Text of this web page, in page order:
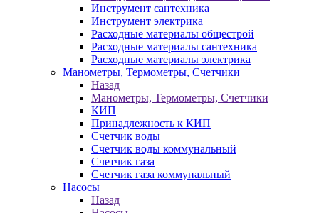
Инструмент сантехника
Инструмент электрика
Расходные материалы общестрой
Расходные материалы сантехника
Расходные материалы электрика
Манометры, Термометры, Счетчики
Назад
Манометры, Термометры, Счетчики
КИП
Принадлежность к КИП
Счетчик воды
Счетчик воды коммунальный
Счетчик газа
Счетчик газа коммунальный
Насосы
Назад